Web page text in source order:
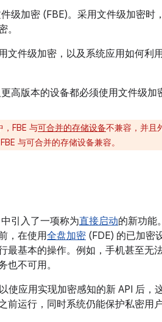
级加密 (FBE)。采用文件级加密时
。
文件级加密，以及系统应用如何利
高版本的设备都必须使用文件级加
，FBE 与可合并的存储设备不兼容，并且
与可合并的存储设备兼容。
引入了一项称为直接启动的新功能
，在使用全盘加密 (FDE) 的已加密
最基本的操作。例如，手机甚至无
也不可用。
使应用实现加密感知的新 API 后
前运行，同时系统仍能保护私密用户